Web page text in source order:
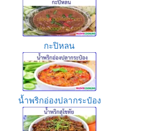
กะปิหลน
น้ำพริกอ่องปลากระป๋อง